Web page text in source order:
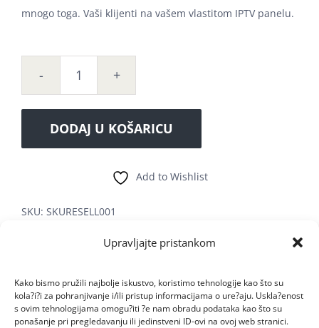
Upravljajte pristankom
Kako bismo pružili najbolje iskustvo, koristimo tehnologije kao što su
kola?i?i za pohranjivanje i/ili pristup informacijama o ure?aju. Uskla?enost
s ovim tehnologijama omogu?iti ?e nam obradu podataka kao što su
ponašanje pri pregledavanju ili jedinstveni ID-ovi na ovoj web stranici.
mnogo toga. Vaši klijenti na vašem vlastitom IPTV panelu.
BRUTAL
količina
DODAJ U KOŠARICU
Add to Wishlist
SKU: SKURESELL001
Opis